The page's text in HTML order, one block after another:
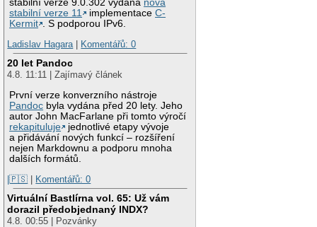
stabilní verze 9.0.302 vydána nová
stabilní verze 11
implementaceC-
Kermit
. S podporou IPv6.
Ladislav Hagara| Komentářů: 0
20 let Pandoc
4.8. 11:11 | Zajímavý článek
První verze konverzního nástroje
Pandoc byla vydána před 20 lety. Jeho
autor John MacFarlane při tomto výročí
rekapituluje
jednotlivé etapy vývoje
a přidávání nových funkcí – rozšíření
nejen Markdownu a podporu mnoha
dalších formátů.
|🇵🇸
Komentářů: 0
Virtuální Bastlírna vol. 65: Už vám
dorazil předobjednaný INDX?
4.8. 00:55 | Pozvánky